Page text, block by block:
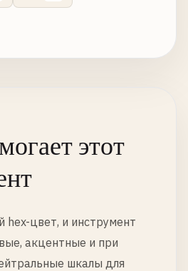
этот
hex-цвет, и инструмент
акцентные и при
шкалы для